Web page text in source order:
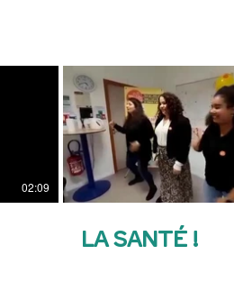
02:09
LA SANTÉ !